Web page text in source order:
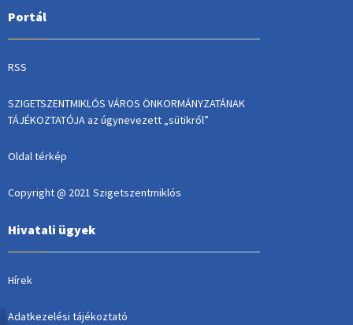
Portál
RSS
SZIGETSZENTMIKLÓS VÁROS ÖNKORMÁNYZATÁNAK
TÁJÉKOZTATÓJA az úgynevezett „sütikről”
Oldal térkép
Copyright @ 2021 Szigetszentmiklós
Hivatali ügyek
Hírek
Adatkezelési tájékoztató